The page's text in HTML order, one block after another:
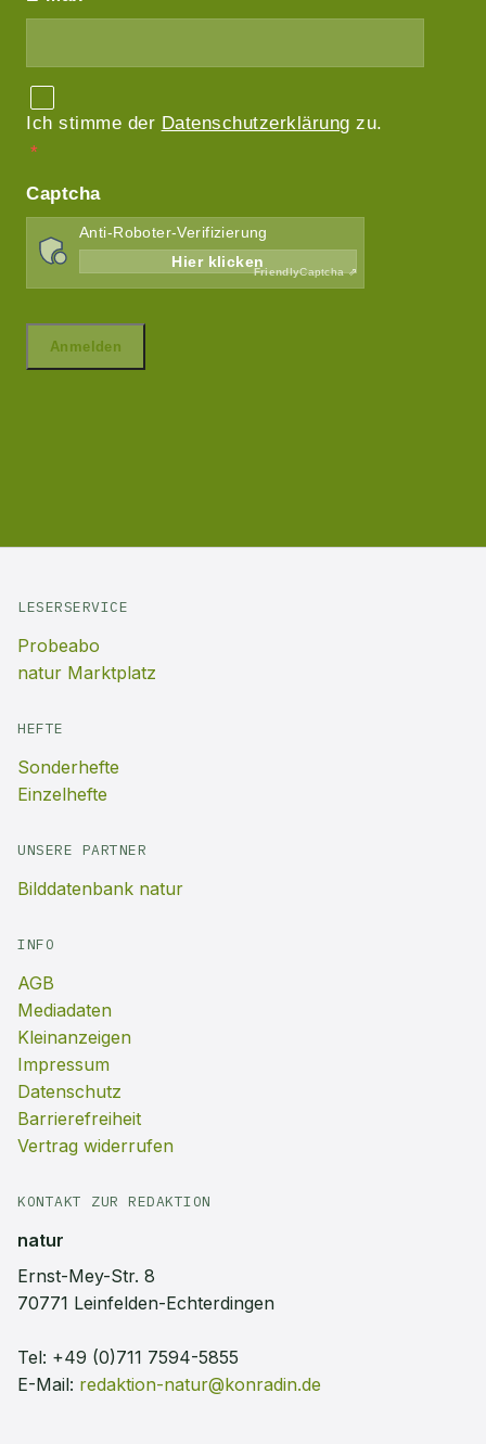
LESERSERVICE
Probeabo
natur Marktplatz
HEFTE
Sonderhefte
Einzelhefte
UNSERE PARTNER
Bilddatenbank natur
INFO
AGB
Mediadaten
Kleinanzeigen
Impressum
Datenschutz
Barrierefreiheit
Vertrag widerrufen
KONTAKT ZUR REDAKTION
natur
Ernst-Mey-Str. 8
70771 Leinfelden-Echterdingen
Tel: +49 (0)711 7594-5855
E-Mail: redaktion-natur@konradin.de